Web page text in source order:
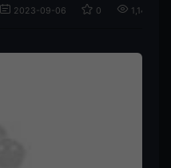
2023-09-06 0 1,141